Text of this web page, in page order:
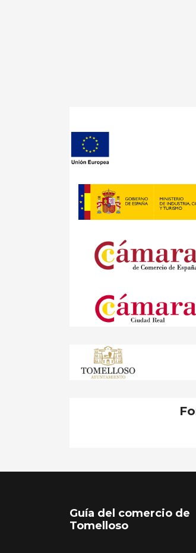
Guía del comercio de
Tomelloso